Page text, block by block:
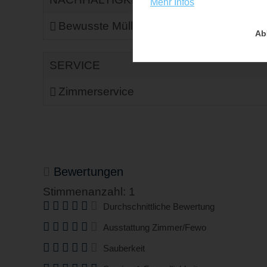
Bewusste Müllvermeidung
SERVICE
Zimmerservice
Bewertungen
Stimmenanzahl: 1
Durchschnittliche Bewertung
Ausstattung Zimmer/Fewo
Sauberkeit
Mehr Infos